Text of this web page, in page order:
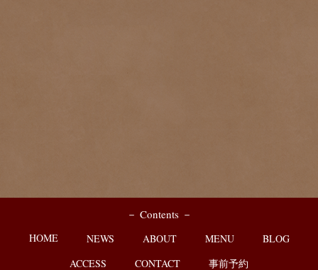
－ Contents －
HOME NEWS ABOUT MENU
BLOG
ACCESS
CONTACT 事前予約